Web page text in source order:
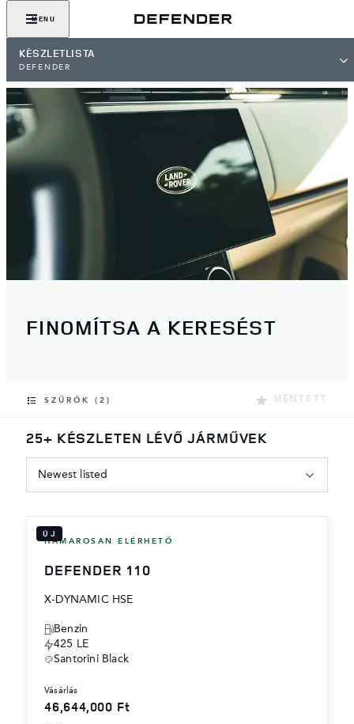
MENU
KÉSZLETLISTA
DEFENDER
FINOMÍTSA A KERESÉST
SZŰRŐK (2) MENTETT
25+ KÉSZLETEN LÉVŐ JÁRMŰVEK
Newest listed
ÚJ
HAMAROSAN ELÉRHETŐ
DEFENDER 110
X-DYNAMIC HSE
Benzin
425 LE
Santorini Black
vásárlás
46,644,000 Ft